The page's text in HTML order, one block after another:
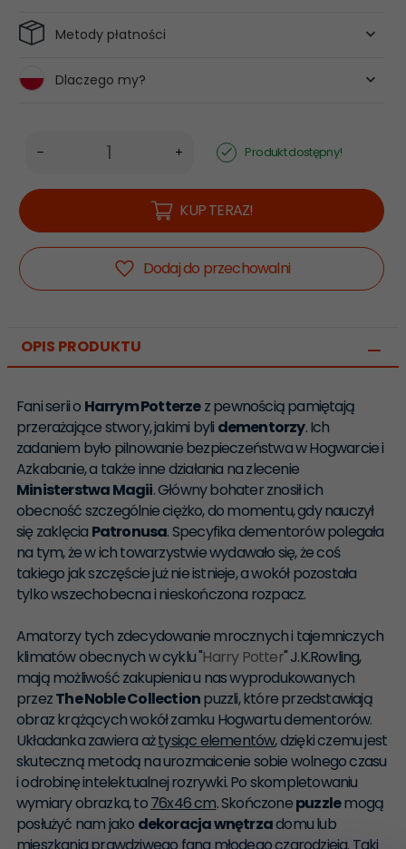
Metody płatności
Dlaczego my?
Produkt dostępny!
KUP TERAZ!
Dodaj do przechowalni
OPIS PRODUKTU
Fani serii o Harrym Potterzez pewnością pamiętają
przerażające stwory, jakimi byli dementorzy. Ich
zadaniem było pilnowanie bezpieczeństwa w Hogwarcie i
Azkabanie, a także inne działania na zlecenie
Ministerstwa Magii. Główny bohater znosił ich
obecność szczególnie ciężko, do momentu, gdy nauczył
się zaklęcia Patronusa. Specyfika dementorów polegała
na tym, że w ich towarzystwie wydawało się, że coś
takiego jak szczęście już nie istnieje, a wokół pozostała
tylko wszechobecna i nieskończona rozpacz.
Amatorzy tych zdecydowanie mrocznych i tajemniczych
klimatów obecnych w cyklu "Harry Potter" J.K.Rowling,
mają możliwość zakupienia u nas wyprodukowanych
przezThe Noble Collectionpuzzli, które przedstawiają
obraz krążących wokół zamku Hogwartu dementorów.
Układanka zawiera ażtysiąc elementów, dzięki czemu jest
skuteczną metodą na urozmaicenie sobie wolnego czasu
i odrobinę intelektualnej rozrywki. Po skompletowaniu
wymiary obrazka, to76x46 cm. Skończonepuzzlemogą
posłużyć nam jako dekoracja wnętrzadomu lub
mieszkania prawdziwego fana młodego czarodzieja. Taki